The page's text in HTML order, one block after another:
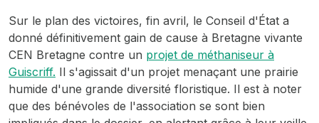
Sur le plan des victoires, fin avril, le Conseil d'État a
donné définitivement gain de cause à Bretagne vivante
CEN Bretagne contre un projet de méthaniseur à
Guiscriff. Il s'agissait d'un projet menaçant une prairie
humide d'une grande diversité floristique. Il est à noter
que des bénévoles de l'association se sont bien